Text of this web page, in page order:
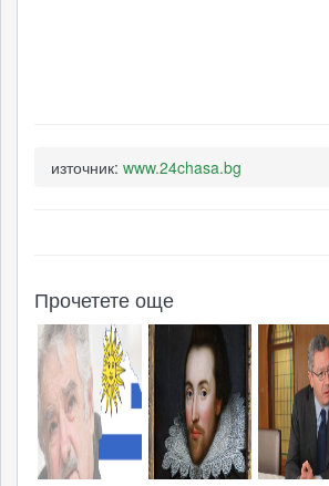
източник: www.24chasa.bg
Прочетете още